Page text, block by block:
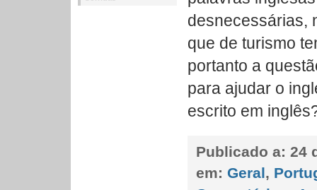
desnecessárias,
que de turismo
portanto a
para ajudar o
escrito em
Publicado a: 24
em: Geral,